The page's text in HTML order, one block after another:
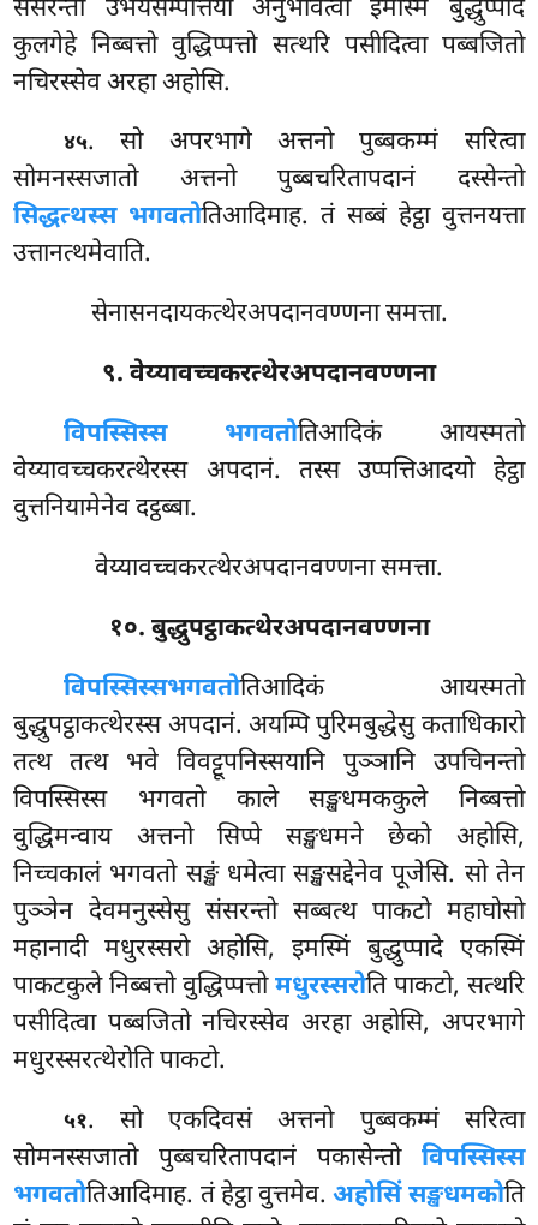
संसरन्तो उभयसम्पत्तियो अनुभवित्वा इमस्मिं बुद्धुप्पादे
कुलगेहे निब्बत्तो वुद्धिप्पत्तो सत्थरि पसीदित्वा पब्बजितो
नचिरस्सेव अरहा अहोसि.
४५. सो अपरभागे अत्तनो पुब्बकम्मं सरित्वा
सोमनस्सजातो अत्तनो पुब्बचरितापदानं दस्सेन्तो
सिद्धत्थस्स भगवतोतिआदिमाह. तं सब्बं हेट्ठा वुत्तनयत्ता
उत्तानत्थमेवाति.
सेनासनदायकत्थेरअपदानवण्णना समत्ता.
९. वेय्यावच्चकरत्थेरअपदानवण्णना
विपस्सिस्स भगवतोतिआदिकं आयस्मतो
वेय्यावच्चकरत्थेरस्स अपदानं. तस्स उप्पत्तिआदयो हेट्ठा
वुत्तनियामेनेव दट्ठब्बा.
वेय्यावच्चकरत्थेरअपदानवण्णना समत्ता.
१०. बुद्धुपट्ठाकत्थेरअपदानवण्णना
विपस्सिस्सभगवतोतिआदिकं आयस्मतो
बुद्धुपट्ठाकत्थेरस्स अपदानं. अयम्पि पुरिमबुद्धेसु कताधिकारो
तत्थ तत्थ भवे विवट्टूपनिस्सयानि पुञ्ञानि उपचिनन्तो
विपस्सिस्स भगवतो काले सङ्खधमककुले निब्बत्तो
वुद्धिमन्वाय अत्तनो सिप्पे सङ्खधमने छेको अहोसि,
निच्चकालं भगवतो सङ्खं धमेत्वा सङ्खसद्देनेव पूजेसि. सो तेन
पुञ्ञेन देवमनुस्सेसु संसरन्तो सब्बत्थ पाकटो महाघोसो
महानादी मधुरस्सरो अहोसि, इमस्मिं बुद्धुप्पादे एकस्मिं
पाकटकुले निब्बत्तो वुद्धिप्पत्तोमधुरस्सरोति पाकटो, सत्थरि
पसीदित्वा पब्बजितो नचिरस्सेव अरहा अहोसि, अपरभागे
मधुरस्सरत्थेरोति पाकटो.
५१. सोएकदिवसं अत्तनो पुब्बकम्मं सरित्वा
सोमनस्सजातो पुब्बचरितापदानं पकासेन्तो विपस्सिस्स
भगवतोतिआदिमाह. तं हेट्ठा वुत्तमेव.अहोसिं सङ्खधमकोति